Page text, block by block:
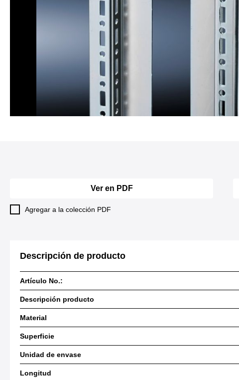
Ver en PDF
Agregar a la colección PDF
Descripción de producto
Artículo No.:
Descripción producto
Material
Superficie
Unidad de envase
Longitud